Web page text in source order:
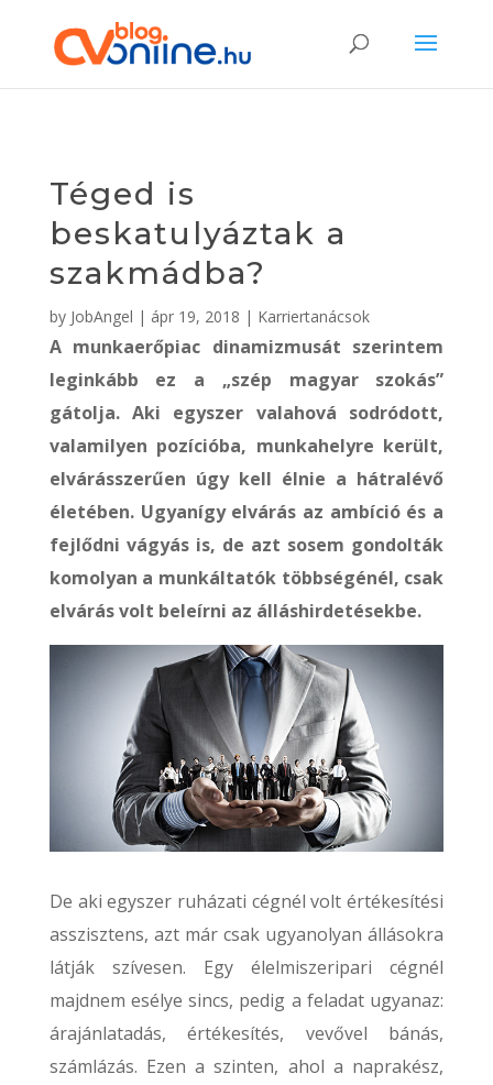
Téged is
beskatulyáztak a
szakmádba?
by JobAngel | ápr 19, 2018 | Karriertanácsok
A munkaerőpiac dinamizmusát szerintem
leginkább ez a „szép magyar szokás”
gátolja. Aki egyszer valahová sodródott,
valamilyen pozícióba, munkahelyre került,
elvárásszerűen úgy kell élnie a hátralévő
életében. Ugyanígy elvárás az ambíció és a
fejlődni vágyás is, de azt sosem gondolták
komolyan a munkáltatók többségénél, csak
elvárás volt beleírni az álláshirdetésekbe.
De aki egyszer ruházati cégnél volt értékesítési
asszisztens, azt már csak ugyanolyan állásokra
látják szívesen. Egy élelmiszeripari cégnél
majdnem esélye sincs, pedig a feladat ugyanaz:
árajánlatadás, értékesítés, vevővel bánás,
számlázás. Ezen a szinten, ahol a naprakész,